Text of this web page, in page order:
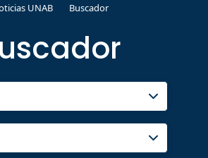
UNAB Buscador